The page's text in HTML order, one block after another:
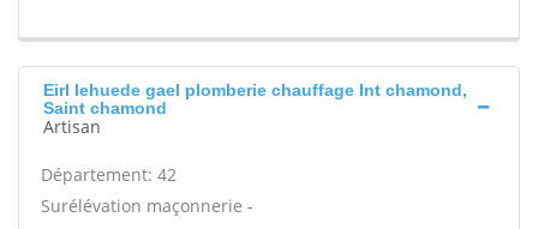
Eirl lehuede gael plomberie chauffage Int chamond,
Saint chamond
Artisan
Département: 42
Surélévation maçonnerie -